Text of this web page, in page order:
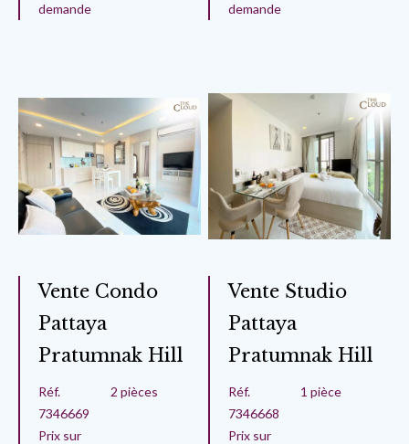
demande
demande
Vente Condo
Pattaya
Pratumnak Hill
Réf.
7346669
2 pièces
Prix sur
Vente Studio
Pattaya
Pratumnak Hill
Réf.
7346668
1 pièce
Prix sur